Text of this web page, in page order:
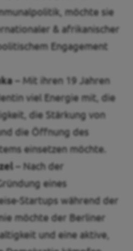
möchte sie
& afrikanischer
Engagement
– Mit ihren 19 Jahren
viel Energie mit, die
die Stärkung von
die Öffnung des
einsetzen möchte.
– Nach der
eines
Startups während der
möchte der Berliner
und eine aktive,